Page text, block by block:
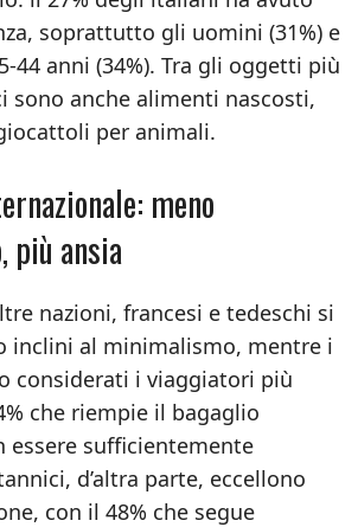
soprattutto gli uomini (31%) e
44 anni (34%). Tra gli oggetti più
sono anche alimenti nascosti,
per animali.
meno
più ansia
nazioni, francesi e tedeschi si
inclini al minimalismo, mentre i
considerati i viaggiatori più
che riempie il bagaglio
essere sufficientemente
d’altra parte, eccellono
con il 48% che segue